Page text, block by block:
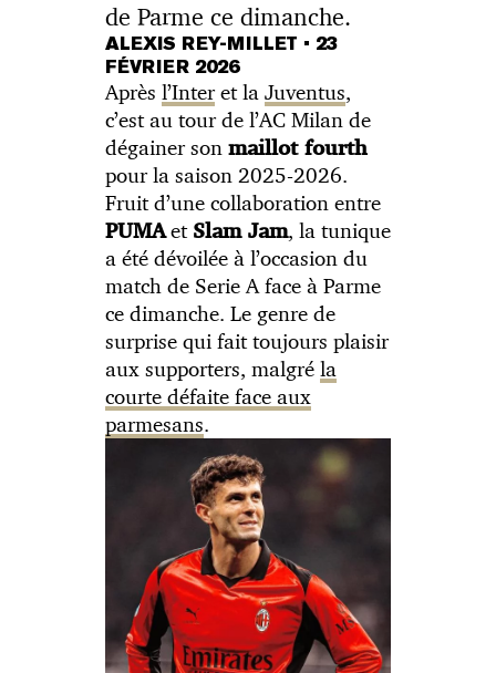
de Parme ce dimanche.
ALEXIS REY-MILLET • 23
FÉVRIER 2026
Après l’Interet la Juventus,
c’est au tour de l’AC Milan de
dégainer son maillot fourth
pour la saison 2025-2026.
Fruit d’une collaboration entre
PUMAet Slam Jam, la tunique
a été dévoilée à l’occasion du
match de Serie A face à Parme
ce dimanche. Le genre de
surprise qui fait toujours plaisir
aux supporters, malgré la
courte défaite face aux
parmesans.